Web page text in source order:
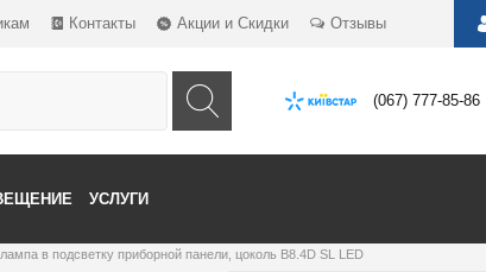
Контакты Акции и Скидки Отзывы
(067) 777-85-86
УСЛУГИ
в подсветку приборной панели, цоколь B8.4D SL LED